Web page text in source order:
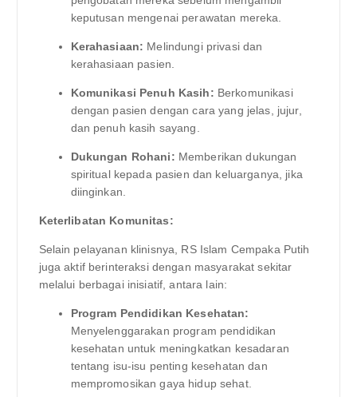
keputusan mengenai perawatan mereka.
Kerahasiaan: Melindungi privasi dan
kerahasiaan pasien.
Komunikasi Penuh Kasih: Berkomunikasi
dengan pasien dengan cara yang jelas, jujur,
dan penuh kasih sayang.
Dukungan Rohani: Memberikan dukungan
spiritual kepada pasien dan keluarganya, jika
diinginkan.
Keterlibatan Komunitas:
Selain pelayanan klinisnya, RS Islam Cempaka Putih
juga aktif berinteraksi dengan masyarakat sekitar
melalui berbagai inisiatif, antara lain:
Program Pendidikan Kesehatan:
Menyelenggarakan program pendidikan
kesehatan untuk meningkatkan kesadaran
tentang isu-isu penting kesehatan dan
mempromosikan gaya hidup sehat.